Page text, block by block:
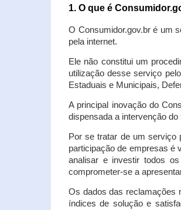
1. O que é
O Consumidor.gov.br é um
pela internet.
Ele não constitui um
utilização desse serviço
Estaduais e Municipais,
A principal inovação do
dispensada a intervenção
Por se tratar de um serviço
participação de empresas é
analisar e investir todos
comprometer-se a
Os dados das reclamações
índices de solução e